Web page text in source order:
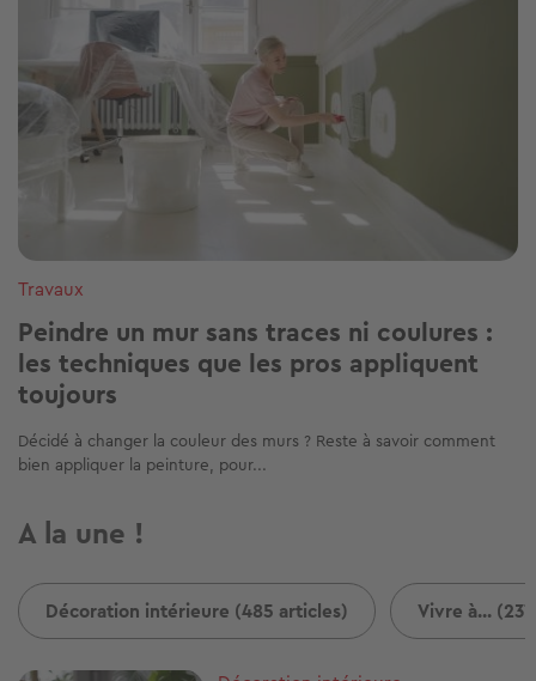
Travaux
Peindre un mur sans traces ni coulures :
les techniques que les pros appliquent
toujours
Décidé à changer la couleur des murs ? Reste à savoir comment
bien appliquer la peinture, pour...
A la une !
Décoration intérieure (485 articles) Vivre à...